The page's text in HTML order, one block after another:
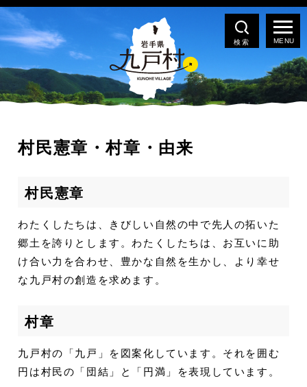
検索
村民憲章・村章・由来
村民憲章
わたくしたちは、きびしい自然の中で先人の拓いた
郷土を誇りとします。わたくしたちは、お互いに助
け合い力を合わせ、豊かな自然を生かし、より幸せ
な九戸村の創造を求めます。
村章
九戸村の「九戸」を図案化しています。それを囲む
円は村民の「団結」と「円満」を表現しています。